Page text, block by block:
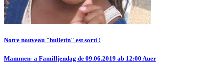
Notre nouveau "bulletin" est sorti !
Mammen- a Familljendag de 09.06.2019 ab 12:00 Auer